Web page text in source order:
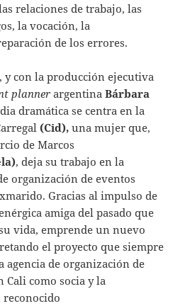
relaciones de trabajo, las
la vocación, la
de los errores.
, y con la producción ejecutiva
plannerargentinaBárbara
dramática se centra en la
(Cid),una mujer que,
de Marcos
, deja su trabajo en la
organización de eventos
Gracias al impulso de
amiga del pasado que
vida, emprende un nuevo
el proyecto que siempre
agencia de organización de
Cali como socia y la